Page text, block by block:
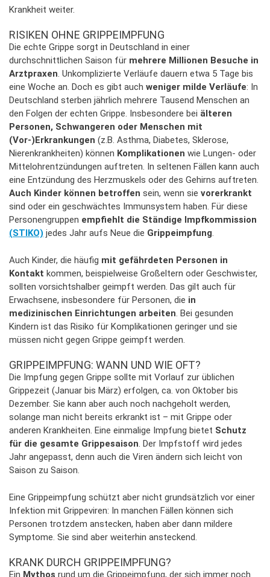
Krankheit weiter.
RISIKEN OHNE GRIPPEIMPFUNG
Die echte Grippe sorgt in Deutschland in einer
durchschnittlichen Saison für mehrere Millionen Besuche in
Arztpraxen. Unkomplizierte Verläufe dauern etwa 5 Tage bis
eine Woche an. Doch es gibt auch weniger milde Verläufe: In
Deutschland sterben jährlich mehrere Tausend Menschen an
den Folgen der echten Grippe. Insbesondere bei älteren
Personen, Schwangeren oder Menschen mit
(Vor-)Erkrankungen (z.B. Asthma, Diabetes, Sklerose,
Nierenkrankheiten) können Komplikationen wie Lungen- oder
Mittelohrentzündungen auftreten. In seltenen Fällen kann auch
eine Entzündung des Herzmuskels oder des Gehirns auftreten.
Auch Kinder können betroffen sein, wenn sie vorerkrankt
sind oder ein geschwächtes Immunsystem haben. Für diese
Personengruppen empfiehlt die Ständige Impfkommission
(STIKO) jedes Jahr aufs Neue die Grippeimpfung.
Auch Kinder, die häufig mit gefährdeten Personen in
Kontakt kommen, beispielweise Großeltern oder Geschwister,
sollten vorsichtshalber geimpft werden. Das gilt auch für
Erwachsene, insbesondere für Personen, die in
medizinischen Einrichtungen arbeiten. Bei gesunden
Kindern ist das Risiko für Komplikationen geringer und sie
müssen nicht gegen Grippe geimpft werden.
GRIPPEIMPFUNG: WANN UND WIE OFT?
Die Impfung gegen Grippe sollte mit Vorlauf zur üblichen
Grippezeit (Januar bis März) erfolgen, ca. von Oktober bis
Dezember. Sie kann aber auch noch nachgeholt werden,
solange man nicht bereits erkrankt ist – mit Grippe oder
anderen Krankheiten. Eine einmalige Impfung bietet Schutz
für die gesamte Grippesaison. Der Impfstoff wird jedes
Jahr angepasst, denn auch die Viren ändern sich leicht von
Saison zu Saison.
Eine Grippeimpfung schützt aber nicht grundsätzlich vor einer
Infektion mit Grippeviren: In manchen Fällen können sich
Personen trotzdem anstecken, haben aber dann mildere
Symptome. Sie sind aber weiterhin ansteckend.
KRANK DURCH GRIPPEIMPFUNG?